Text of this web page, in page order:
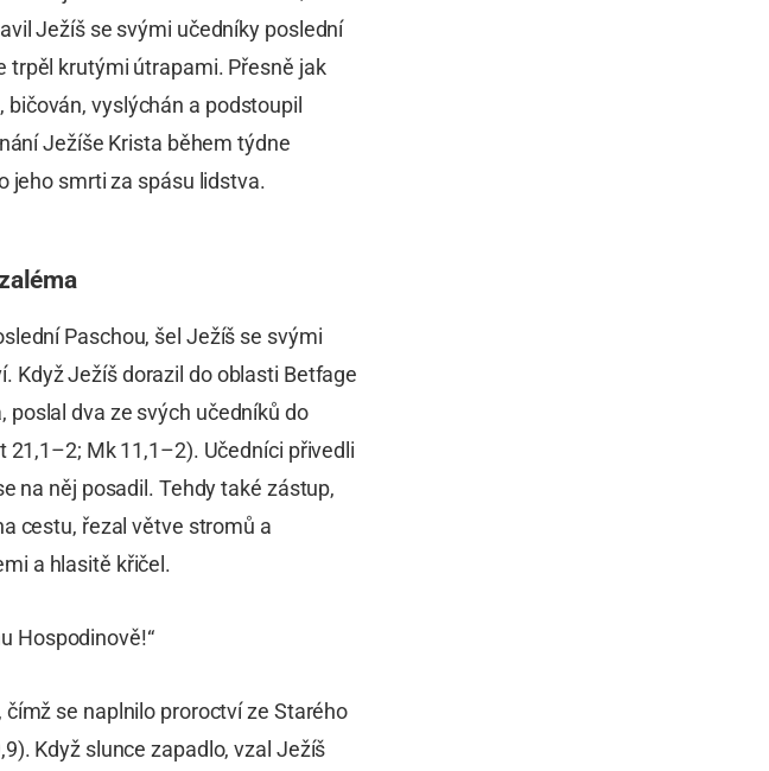
Ježíš se svými učedníky poslední
trpěl krutými útrapami. Přesně jak
vyslýchán a podstoupil
Ježíše Krista během týdne
jeho smrti za spásu lidstva.
Paschou, šel Ježíš se svými
Když Ježíš dorazil do oblasti Betfage
poslal dva ze svých učedníků do
Mk 11,1–2). Učedníci přivedli
na něj posadil. Tehdy také zástup,
cestu, řezal větve stromů a
a hlasitě křičel.
Hospodinově!“
se naplnilo proroctví ze Starého
Když slunce zapadlo, vzal Ježíš